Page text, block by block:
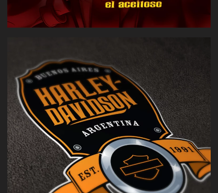
Sistema de identidad para la filial Argentina de una de
las marcas más icónicas del mundo — destacada en TV
por su 110º aniversario.
[VER CASO]